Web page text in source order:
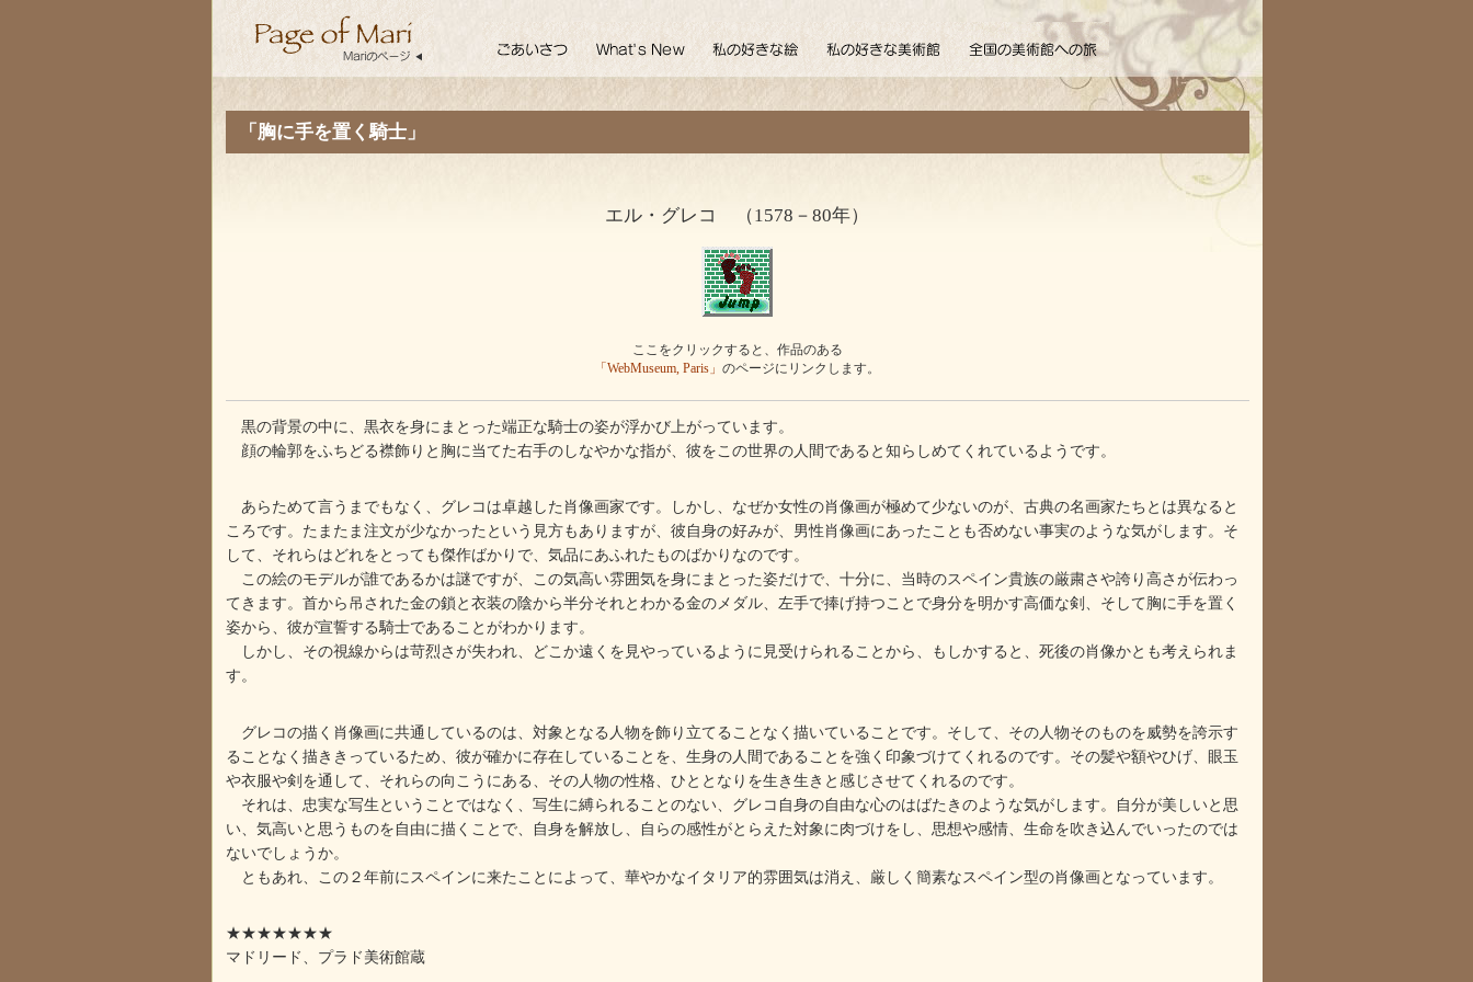
「胸に手を置く騎士」
エル・グレコ （1578－80年）
ここをクリックすると、作品のある
「WebMuseum, Paris」 のページにリンクします。
黒の背景の中に、黒衣を身にまとった端正な騎士の姿が浮かび上がっています。
顔の輪郭をふちどる襟飾りと胸に当てた右手のしなやかな指が、彼をこの世界の人間であると知らしめてくれているようです。
あらためて言うまでもなく、グレコは卓越した肖像画家です。しかし、なぜか女性の肖像画が極めて少ないのが、古典の名画家たちとは異なると
ころです。たまたま注文が少なかったという見方もありますが、彼自身の好みが、男性肖像画にあったことも否めない事実のような気がします。そ
して、それらはどれをとっても傑作ばかりで、気品にあふれたものばかりなのです。
この絵のモデルが誰であるかは謎ですが、この気高い雰囲気を身にまとった姿だけで、十分に、当時のスペイン貴族の厳粛さや誇り高さが伝わっ
てきます。首から吊された金の鎖と衣装の陰から半分それとわかる金のメダル、左手で捧げ持つことで身分を明かす高価な剣、そして胸に手を置く
姿から、彼が宣誓する騎士であることがわかります。
しかし、その視線からは苛烈さが失われ、どこか遠くを見やっているように見受けられることから、もしかすると、死後の肖像かとも考えられま
す。
グレコの描く肖像画に共通しているのは、対象となる人物を飾り立てることなく描いていることです。そして、その人物そのものを威勢を誇示す
ることなく描ききっているため、彼が確かに存在していることを、生身の人間であることを強く印象づけてくれるのです。その髪や額やひげ、眼玉
や衣服や剣を通して、それらの向こうにある、その人物の性格、ひととなりを生き生きと感じさせてくれるのです。
それは、忠実な写生ということではなく、写生に縛られることのない、グレコ自身の自由な心のはばたきのような気がします。自分が美しいと思
い、気高いと思うものを自由に描くことで、自身を解放し、自らの感性がとらえた対象に肉づけをし、思想や感情、生命を吹き込んでいったのでは
ないでしょうか。
ともあれ、この２年前にスペインに来たことによって、華やかなイタリア的雰囲気は消え、厳しく簡素なスペイン型の肖像画となっています。
★★★★★★★
マドリード、プラド美術館蔵